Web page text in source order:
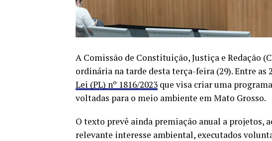
A Comissão de Constituição, Justiça e Redação
ordinária na tarde desta terça-feira (29). Entre as
Lei (PL) nº 1816/2023 que visa criar uma
voltadas para o meio ambiente em Mato Grosso.
O texto prevê ainda premiação anual a projetos,
relevante interesse ambiental, executados